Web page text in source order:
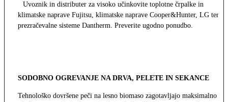
Uvoznik in distributer za visoko učinkovite toplotne črpalke in
klimatske naprave Fujitsu, klimatske naprave Cooper&Hunter, LG ter
prezračevalne sisteme Dantherm. Preverite ugodno ponudbo.
SODOBNO OGREVANJE NA DRVA, PELETE IN SEKANCE
Tehnološko dovršene peči na lesno biomaso zagotavljajo maksimalno